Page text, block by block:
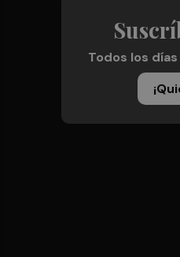
Todos los